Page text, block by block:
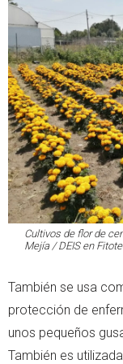
Cultivos de flor de
Mejía / DEIS en
También se usa
protección de
unos pequeños
También es